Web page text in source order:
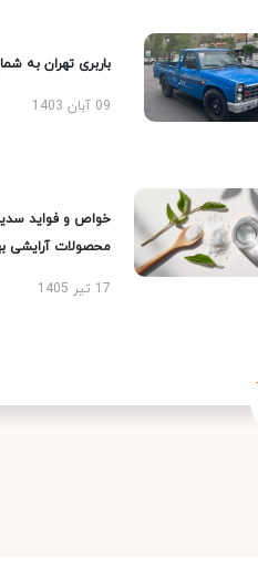
باربری تهران به
09 آبان 1403
خواص و فواید
محصولات آرایشی
17 تیر 1405